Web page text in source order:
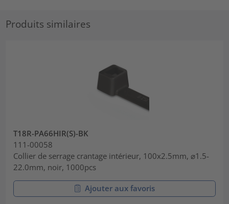
Produits similaires
T18R-PA66HIR(S)-BK
111-00058
Collier de serrage crantage intérieur, 100x2.5mm, ⌀1.5-
22.0mm, noir, 1000pcs
Ajouter aux favoris